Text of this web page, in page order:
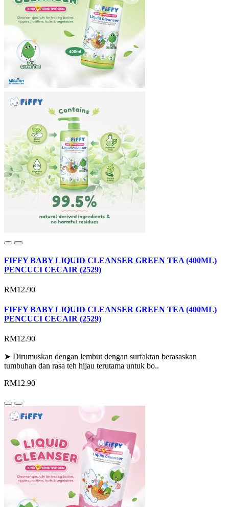
FIFFY BABY LIQUID CLEANSER GREEN TEA (400ML)
PENCUCI CECAIR (2529)
RM12.90
FIFFY BABY LIQUID CLEANSER GREEN TEA (400ML)
PENCUCI CECAIR (2529)
RM12.90
➤ Dirumuskan dengan lembut dengan surfaktan berasaskan
tumbuhan dan rasa teh hijau terutama untuk bo..
RM12.90